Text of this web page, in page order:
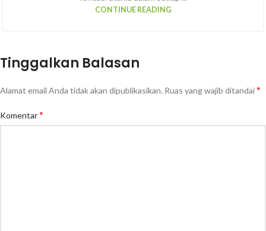
CONTINUE READING
Tinggalkan Balasan
Alamat email Anda tidak akan dipublikasikan. Ruas yang wajib ditandai*
Komentar*